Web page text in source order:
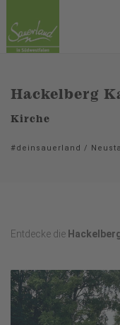
Hackelberg
Kirche
#deinsauerland /
Entdecke die